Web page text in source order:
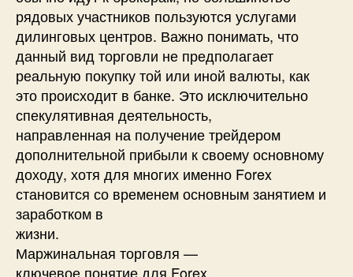
рядовых участников пользуются услугами
дилинговых центров. Важно понимать, что
данный вид торговли не предполагает
реальную покупку той или иной валюты, как
это происходит в банке. Это исключительно
спекулятивная деятельность,
направленная на получение трейдером
дополнительной прибыли к своему основному
доходу, хотя для многих именно Forex
становится со временем основным занятием и
заработком в
жизни.
Маржинальная торговля —
ключевое понятие для Forex,